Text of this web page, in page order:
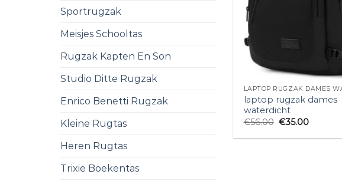
Sportrugzak
Meisjes Schooltas
Rugzak Kapten En Son
Studio Ditte Rugzak
Enrico Benetti Rugzak
Kleine Rugtas
Heren Rugtas
Trixie Boekentas
LAPTOP RUGZAK DAMES
laptop rugzak dames
waterdicht
€56.00 €35.00